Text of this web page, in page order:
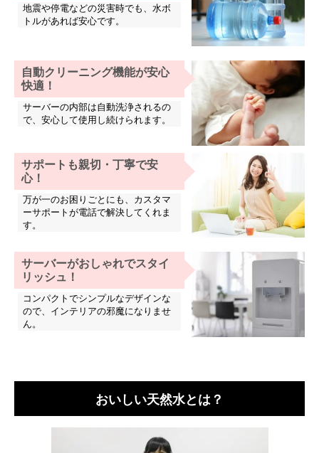
地震や停電などの災害時でも、水ボ
トルがあれば安心です。
自動クリーニング機能が安心
快適！
サーバーの内部は自動洗浄されるの
で、安心して使用し続けられます。
サポートも親切・丁寧で安
心！
万が一のお困りごとにも、カスタマ
ーサポートが電話で解決してくれま
す。
サーバーがおしゃれでスタイ
リッシュ！
コンパクトでシンプルなデザインな
ので、インテリアの邪魔になりませ
ん。
おいしい天然水とは？